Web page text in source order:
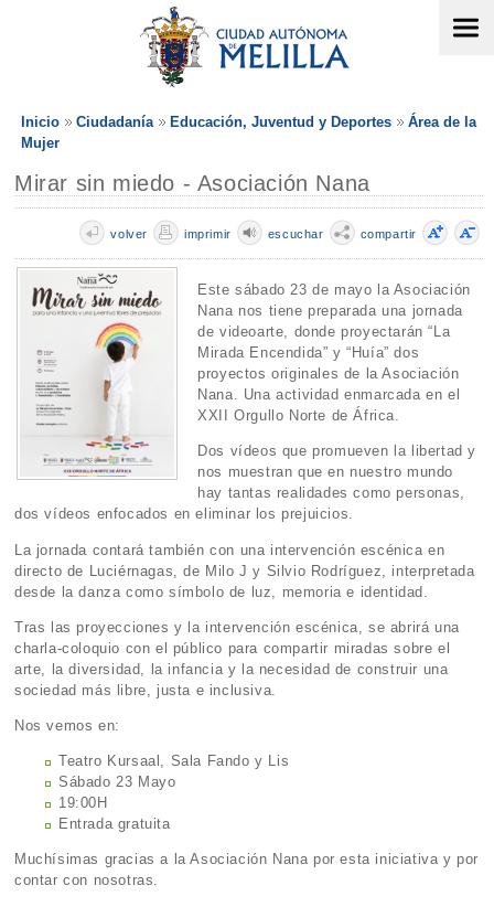
Inicio Ciudadanía Educación, Juventud y Deportes
Área de la
Mujer
Mirar sin miedo - Asociación Nana
compartir
escuchar
imprimir
volver
Este sábado 23 de mayo la Asociación
Nana nos tiene preparada una jornada
de videoarte, donde proyectarán “La
Mirada Encendida” y “Huía” dos
proyectos originales de la Asociación
Nana. Una actividad enmarcada en el
XXII Orgullo Norte de África.
Dos vídeos que promueven la libertad y
nos muestran que en nuestro mundo
hay tantas realidades como personas,
dos vídeos enfocados en eliminar los prejuicios.
La jornada contará también con una intervención escénica en
directo de Luciérnagas, de Milo J y Silvio Rodríguez, interpretada
desde la danza como símbolo de luz, memoria e identidad.
Tras las proyecciones y la intervención escénica, se abrirá una
charla-coloquio con el público para compartir miradas sobre el
arte, la diversidad, la infancia y la necesidad de construir una
sociedad más libre, justa e inclusiva.
Nos vemos en:
Teatro Kursaal, Sala Fando y Lis
Sábado 23 Mayo
19:00H
Entrada gratuita
Muchísimas gracias a la Asociación Nana por esta iniciativa y por
contar con nosotras.